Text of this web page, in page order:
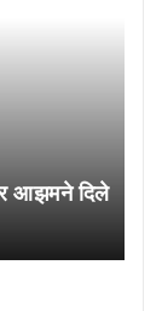
आझमने दिले